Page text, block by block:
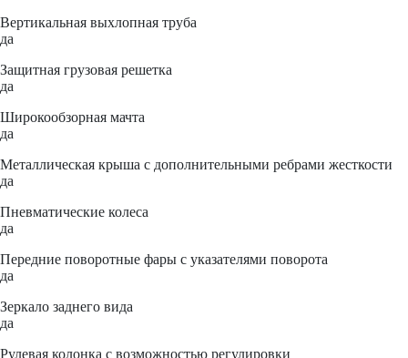
Вертикальная выхлопная труба
да
Защитная грузовая решетка
да
Широкообзорная мачта
да
Металлическая крыша с дополнительными ребрами жесткости
да
Пневматические колеса
да
Передние поворотные фары с указателями поворота
да
Зеркало заднего вида
да
Рулевая колонка с возможностью регулировки